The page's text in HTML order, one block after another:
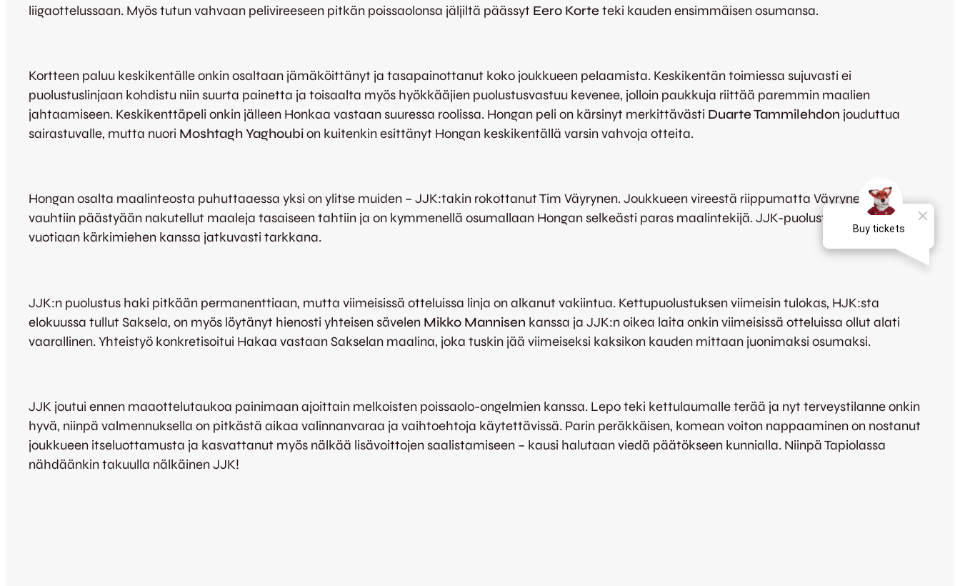
liigaottelussaan. Myös tutun vahvaan pelivireeseen pitkän poissaolonsa jäljiltä päässyt Eero Korte teki kauden ensimmäisen osumansa.
Kortteen paluu keskikentälle onkin osaltaan jämäköittänyt ja tasapainottanut koko joukkueen pelaamista. Keskikentän toimiessa sujuvasti ei
puolustuslinjaan kohdistu niin suurta painetta ja toisaalta myös hyökkääjien puolustusvastuu kevenee, jolloin paukkuja riittää paremmin maalien
jahtaamiseen. Keskikenttäpeli onkin jälleen Honkaa vastaan suuressa roolissa. Hongan peli on kärsinyt merkittävästi Duarte Tammilehdon jouduttua
sairastuvalle, mutta nuori Moshtagh Yaghoubion kuitenkin esittänyt Hongan keskikentällä varsin vahvoja otteita.
Hongan osalta maalinteosta puhuttaaessa yksi on ylitse muiden – JJK:takin rokottanut Tim Väyrynen. Joukkueen vireestä riippumatta Väyrynen on
vauhtiin päästyään nakutellut maaleja tasaiseen tahtiin ja on kymmenellä osumallaan Hongan selkeästi paras maalintekijä. JJK-puolustus saakin olla 19-
vuotiaan kärkimiehen kanssa jatkuvasti tarkkana.
JJK:n puolustus haki pitkään permanenttiaan, mutta viimeisissä otteluissa linja on alkanut vakiintua. Kettupuolustuksen viimeisin tulokas, HJK:sta
elokuussa tullut Saksela, on myös löytänyt hienosti yhteisen sävelen Mikko Mannisen kanssa ja JJK:n oikea laita onkin viimeisissä otteluissa ollut alati
vaarallinen. Yhteistyö konkretisoitui Hakaa vastaan Sakselan maalina, joka tuskin jää viimeiseksi kaksikon kauden mittaan juonimaksi osumaksi.
JJK joutui ennen maaottelutaukoa painimaan ajoittain melkoisten poissaolo-ongelmien kanssa. Lepo teki kettulaumalle terää ja nyt terveystilanne onkin
hyvä, niinpä valmennuksella on pitkästä aikaa valinnanvaraa ja vaihtoehtoja käytettävissä. Parin peräkkäisen, komean voiton nappaaminen on nostanut
joukkueen itseluottamusta ja kasvattanut myös nälkää lisävoittojen saalistamiseen – kausi halutaan viedä päätökseen kunnialla. Niinpä Tapiolassa
nähdäänkin takuulla nälkäinen JJK!